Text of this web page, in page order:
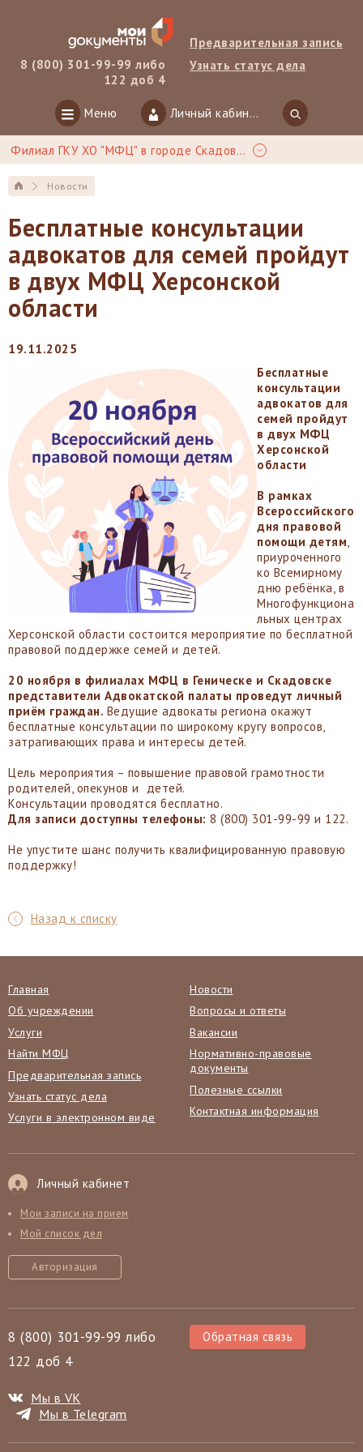
8 (800) 301-99-99 либо
122 доб 4
Предварительная запись
Узнать статус дела
Меню Личный кабинет
Филиал ГКУ ХО "МФЦ" в городе Скадовск
Новости
Бесплатные консультации
адвокатов для семей пройдут
в двух МФЦ Херсонской
области
19.11.2025
Бесплатные
консультации
адвокатов для
семей пройдут
в двух МФЦ
Херсонской
области
В рамках
Всероссийского
дня правовой
помощи детям,
приуроченного
ко Всемирному
дню ребёнка, в
Многофункциона
льных центрах
Херсонской области состоится мероприятие по бесплатной
правовой поддержке семей и детей.
20 ноября в филиалах МФЦ в Геническе и Скадовске
представители Адвокатской палаты проведут личный
приём граждан. Ведущие адвокаты региона окажут
бесплатные консультации по широкому кругу вопросов,
затрагивающих права и интересы детей.
Цель мероприятия – повышение правовой грамотности
родителей, опекунов и детей.
Консультации проводятся бесплатно.
Для записи доступны телефоны: 8 (800) 301-99-99 и 122.
Не упустите шанс получить квалифицированную правовую
поддержку!
Назад к списку
Главная
Об учреждении
Услуги
Найти МФЦ
Предварительная запись
Узнать статус дела
Услуги в электронном виде
Новости
Вопросы и ответы
Вакансии
Нормативно-правовые
документы
Полезные ссылки
Контактная информация
Личный кабинет
Мои записи на прием
Мой список дел
Авторизация
8 (800) 301-99-99 либо
122 доб 4
Обратная связь
Мы в VK
Мы в Telegram